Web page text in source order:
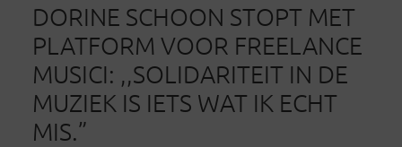
DORINE SCHOON STOPT MET
PLATFORM VOOR FREELANCE
MUSICI: ,,SOLIDARITEIT IN DE
MUZIEK IS IETS WAT IK ECHT
MIS.”